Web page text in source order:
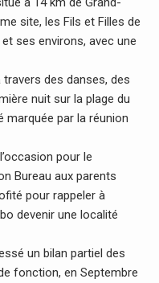
site, les Fils et Filles de
ses environs, avec une
des danses, des
nuit sur la plage du
marquée par la réunion
pour le
Bureau aux parents
pour rappeler à
devenir une localité
un bilan partiel des
fonction, en Septembre